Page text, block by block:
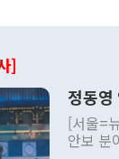
]
정동영
[서울=
안보 분